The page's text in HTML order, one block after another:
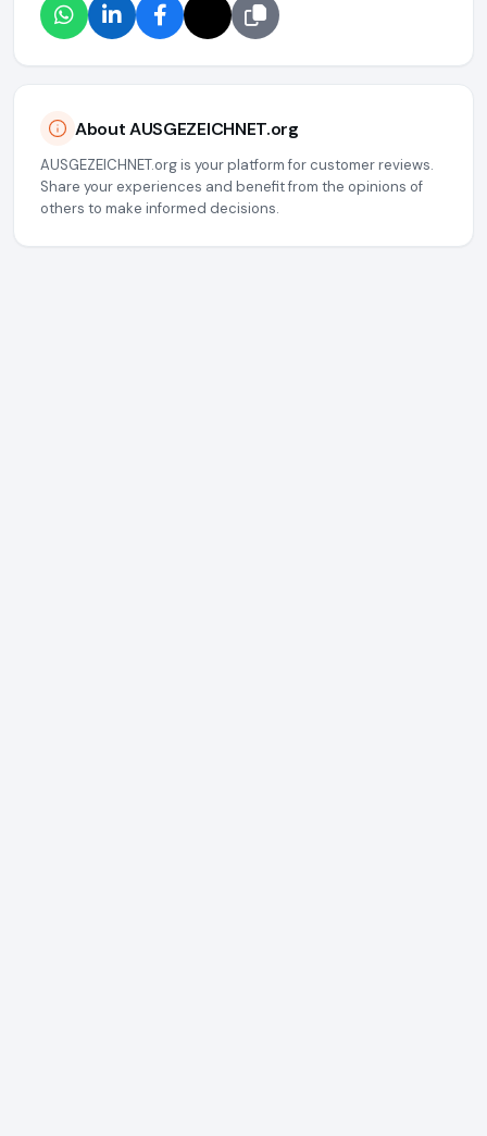
About AUSGEZEICHNET.org
AUSGEZEICHNET.org is your platform for customer reviews.
Share your experiences and benefit from the opinions of
others to make informed decisions.